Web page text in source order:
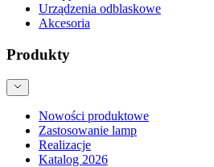
Urządzenia odblaskowe
Akcesoria
Produkty
Nowości produktowe
Zastosowanie lamp
Realizacje
Katalog 2026